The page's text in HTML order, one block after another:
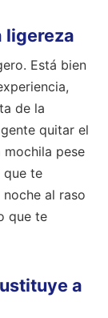
ligereza
Está bien
de la
quitar el
pese
que te
al raso
que te
a